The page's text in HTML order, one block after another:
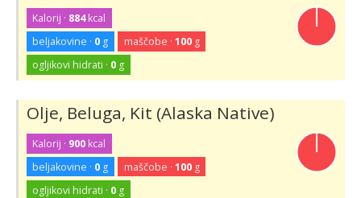
Kalorij · 884kcal
beljakovine · 0 g maščobe · 100g
ogljikovi hidrati · 0 g
Olje, Beluga, Kit (Alaska Native)
Kalorij · 900 kcal
beljakovine · 0 g maščobe · 100g
ogljikovi hidrati · 0 g